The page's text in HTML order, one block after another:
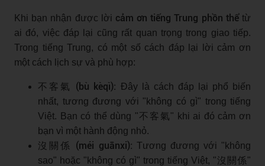
Khi bạn nhận được lời cảm ơn tiếng Trung phồn thểtừ
ai đó, việc đáp lại cũng rất quan trọng trong giao tiếp.
Trong tiếng Trung, có một số cách đáp lại lời cảm ơn
một cách lịch sự và phù hợp:
不客氣 (bù kèqì): Đây là cách đáp lại phổ biến
nhất, tương đương với "không có gì" trong tiếng
Việt. Bạn có thể dùng "不客氣" khi ai đó cảm ơn
bạn vì một hành động nhỏ.
沒關係 (méi guānxi): Tương đương với "không
sao" hoặc "không có gì" trong tiếng Việt, "沒關係"